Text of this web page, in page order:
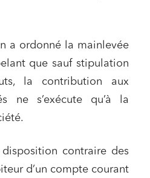
a ordonné la mainlevée
que sauf stipulation
la contribution aux
ne s’exécute qu’à la
contraire des
d’un compte courant